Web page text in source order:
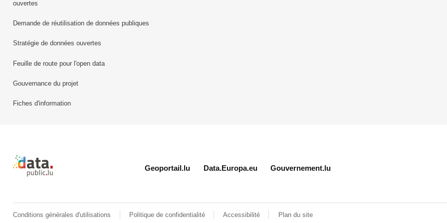
ouvertes
Demande de réutilisation de données publiques
Stratégie de données ouvertes
Feuille de route pour l'open data
Gouvernance du projet
Fiches d'information
Retour à l'accueil de data.public.lu
Geoportail.lu Data.Europa.eu Gouvernement.lu
Conditions générales d'utilisations Politique de confidentialité Accessibilité Plan du site